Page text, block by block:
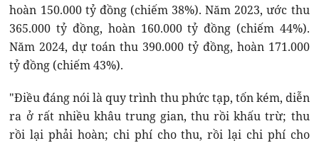
hoàn 150.000 tỷ đồng (chiếm 38%). Năm 2023, ước thu
365.000 tỷ đồng, hoàn 160.000 tỷ đồng (chiếm 44%).
Năm 2024, dự toán thu 390.000 tỷ đồng, hoàn 171.000
tỷ đồng (chiếm 43%).
"Điều đáng nói là quy trình thu phức tạp, tốn kém, diễn
ra ở rất nhiều khâu trung gian, thu rồi khấu trừ; thu
rồi lại phải hoàn; chi phí cho thu, rồi lại chi phí cho